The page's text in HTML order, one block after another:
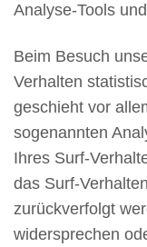
Analyse-Tools
Beim Besuch
Verhalten
geschieht vor
sogenannten
Ihres Surf-
das Surf-
zurückverfolgt
widersprechen